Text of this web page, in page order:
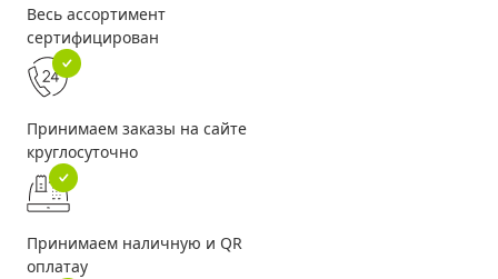
Весь ассортимент
сертифицирован
Принимаем заказы на сайте
круглосуточно
Принимаем наличную и QR
оплатау